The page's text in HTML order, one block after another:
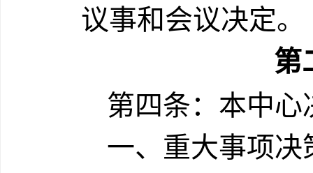
议事和会议决定。
第
第四条：本中
一、重大事项决